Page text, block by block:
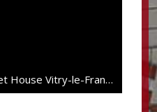
Chalet House Vitry-le-François 188